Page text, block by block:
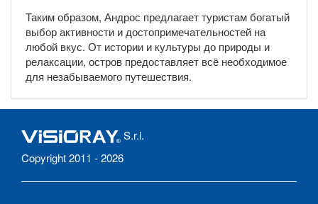
Таким образом, Андрос предлагает туристам богатый
выбор активности и достопримечательностей на
любой вкус. От истории и культуры до природы и
релаксации, остров предоставляет всё необходимое
для незабываемого путешествия.
S.r.l.
Copyright 2011 - 2026